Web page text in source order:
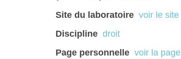
Site du laboratoire voir le site
Discipline droit
Page personnelle voir la page